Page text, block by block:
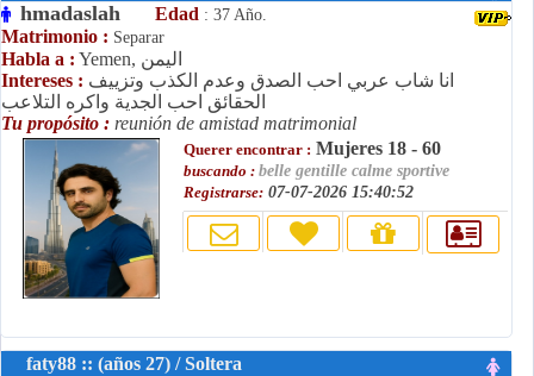
hmadaslah Edad : 37 Año.
Matrimonio : Separar
Habla a :
Yemen, اليمن
Intereses : انا شاب عربي احب الصدق وعدم الكذب وتزييف
الحقائق احب الجدية واكره التلاعب
Tu propósito : reunión de amistad matrimonial
Querer encontrar : Mujeres 18 - 60
buscando : belle gentille calme sportive
Registrarse: 07-07-2026 15:40:52
faty88 :: (años 27) / Soltera